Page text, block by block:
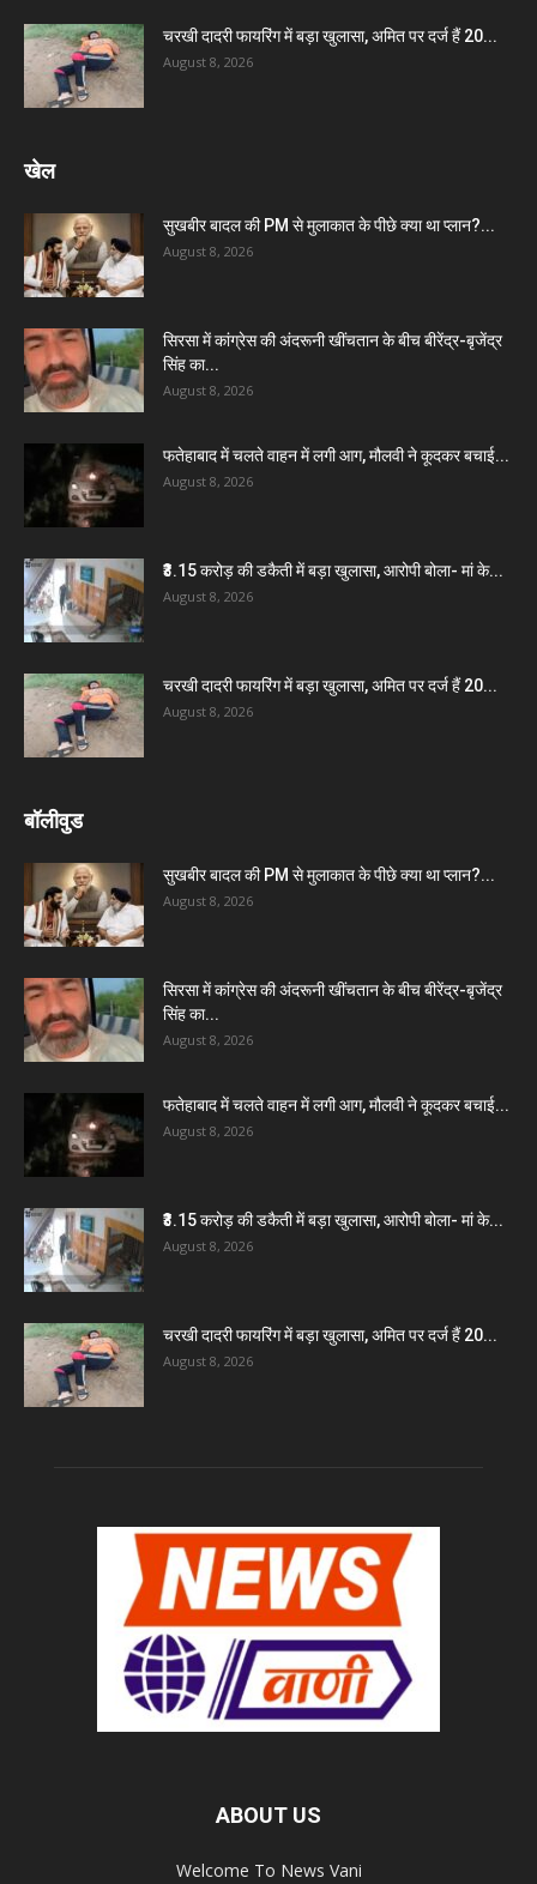
चरखी दादरी फायरिंग में बड़ा खुलासा, अमित पर दर्ज हैं 20...
August 8, 2026
खेल
सुखबीर बादल की PM से मुलाकात के पीछे क्या था प्लान?...
August 8, 2026
सिरसा में कांग्रेस की अंदरूनी खींचतान के बीच बीरेंद्र-बृजेंद्र
सिंह का...
August 8, 2026
फतेहाबाद में चलते वाहन में लगी आग, मौलवी ने कूदकर बचाई...
August 8, 2026
₹3.15 करोड़ की डकैती में बड़ा खुलासा, आरोपी बोला- मां के...
August 8, 2026
चरखी दादरी फायरिंग में बड़ा खुलासा, अमित पर दर्ज हैं 20...
August 8, 2026
बॉलीवुड
सुखबीर बादल की PM से मुलाकात के पीछे क्या था प्लान?...
August 8, 2026
सिरसा में कांग्रेस की अंदरूनी खींचतान के बीच बीरेंद्र-बृजेंद्र
सिंह का...
August 8, 2026
फतेहाबाद में चलते वाहन में लगी आग, मौलवी ने कूदकर बचाई...
August 8, 2026
₹3.15 करोड़ की डकैती में बड़ा खुलासा, आरोपी बोला- मां के...
August 8, 2026
चरखी दादरी फायरिंग में बड़ा खुलासा, अमित पर दर्ज हैं 20...
August 8, 2026
ABOUT US
Welcome To News Vani